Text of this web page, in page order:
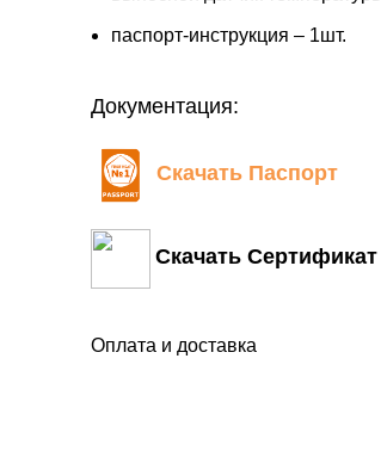
паспорт-инструкция – 1шт.
Документация:
Скачать Паспорт
Скачать Сертификат
Оплата и доставка